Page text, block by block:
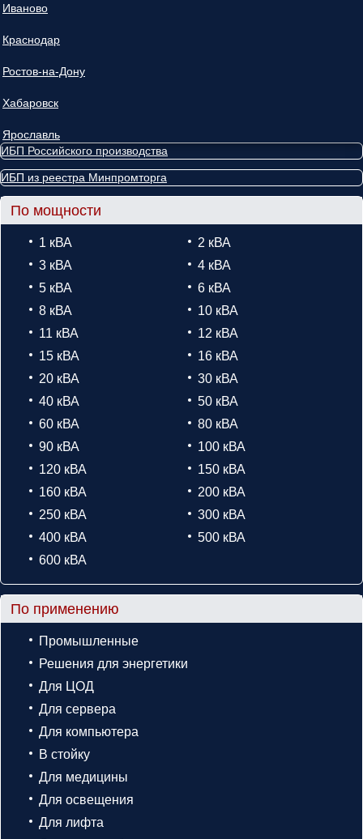
Иваново
Краснодар
Ростов-на-Дону
Хабаровск
Ярославль
ИБП Российского производства
ИБП из реестра Минпромторга
По мощности
1 кВА
2 кВА
3 кВА
4 кВА
5 кВА
6 кВА
8 кВА
10 кВА
11 кВА
12 кВА
15 кВА
16 кВА
20 кВА
30 кВА
40 кВА
50 кВА
60 кВА
80 кВА
90 кВА
100 кВА
120 кВА
150 кВА
160 кВА
200 кВА
250 кВА
300 кВА
400 кВА
500 кВА
600 кВА
По применению
Промышленные
Решения для энергетики
Для ЦОД
Для сервера
Для компьютера
В стойку
Для медицины
Для освещения
Для лифта